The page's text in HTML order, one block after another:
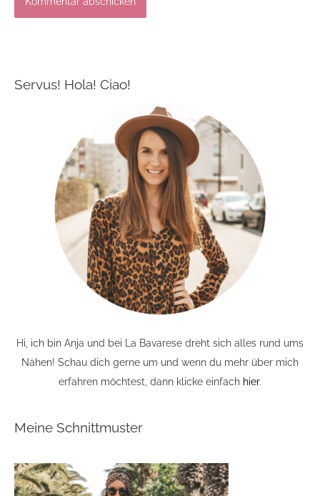
Servus! Hola! Ciao!
Hi, ich bin Anja und bei La Bavarese dreht sich alles rund ums
Nähen! Schau dich gerne um und wenn du mehr über mich
erfahren möchtest, dann klicke einfach hier.
Meine Schnittmuster